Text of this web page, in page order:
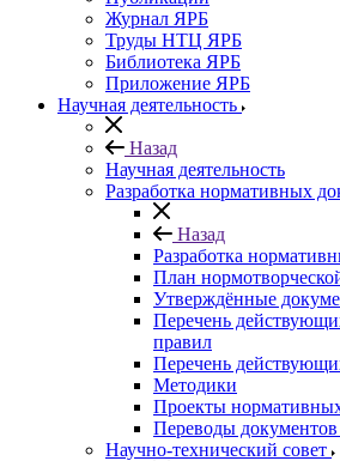
Журнал ЯРБ
Труды НТЦ ЯРБ
Библиотека ЯРБ
Приложение ЯРБ
Научная деятельность
Назад
Научная деятельность
Разработка нормативных
Назад
Разработка
План
Утверждённые
Перечень
правил
Перечень
Методики
Проекты
Переводы
Научно-технический совет